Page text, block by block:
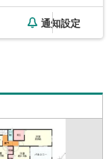
通知設定